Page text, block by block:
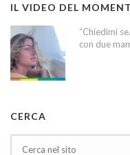
IL VIDEO DEL
“Chiedimi
con due
CERCA